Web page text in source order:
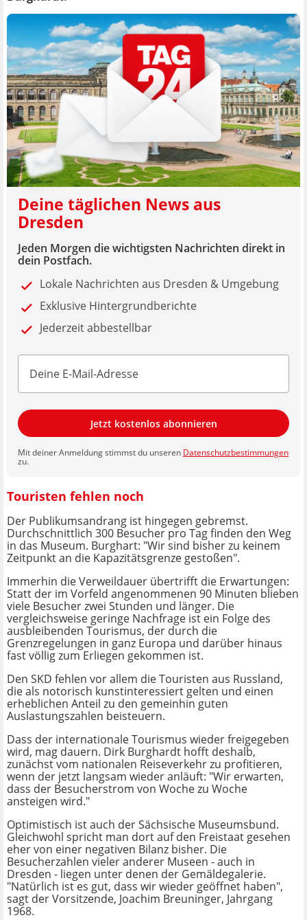
Deine täglichen News aus
Dresden
Jeden Morgen die wichtigsten Nachrichten direkt in
dein Postfach.
Lokale Nachrichten aus Dresden & Umgebung
Exklusive Hintergrundberichte
Jederzeit abbestellbar
Jetzt kostenlos abonnieren
Mit deiner Anmeldung stimmst du unseren Datenschutzbestimmungen
zu.
Touristen fehlen noch
Der Publikumsandrang ist hingegen gebremst.
Durchschnittlich 300 Besucher pro Tag finden den Weg
in das Museum. Burghart: "Wir sind bisher zu keinem
Zeitpunkt an die Kapazitätsgrenze gestoßen".
Immerhin die Verweildauer übertrifft die Erwartungen:
Statt der im Vorfeld angenommenen 90 Minuten blieben
viele Besucher zwei Stunden und länger. Die
vergleichsweise geringe Nachfrage ist ein Folge des
ausbleibenden Tourismus, der durch die
Grenzregelungen in ganz Europa und darüber hinaus
fast völlig zum Erliegen gekommen ist.
Den SKD fehlen vor allem die Touristen aus Russland,
die als notorisch kunstinteressiert gelten und einen
erheblichen Anteil zu den gemeinhin guten
Auslastungszahlen beisteuern.
Dass der internationale Tourismus wieder freigegeben
wird, mag dauern. Dirk Burghardt hofft deshalb,
zunächst vom nationalen Reiseverkehr zu profitieren,
wenn der jetzt langsam wieder anläuft: "Wir erwarten,
dass der Besucherstrom von Woche zu Woche
ansteigen wird."
Optimistisch ist auch der Sächsische Museumsbund.
Gleichwohl spricht man dort auf den Freistaat gesehen
eher von einer negativen Bilanz bisher. Die
Besucherzahlen vieler anderer Museen - auch in
Dresden - liegen unter denen der Gemäldegalerie.
"Natürlich ist es gut, dass wir wieder geöffnet haben",
sagt der Vorsitzende, Joachim Breuninger, Jahrgang
1968.